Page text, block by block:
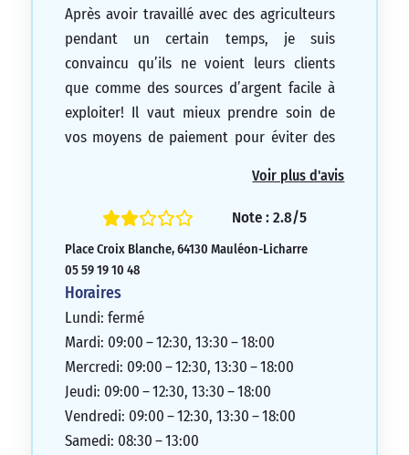
Après avoir travaillé avec des agriculteurs
pendant un certain temps, je suis
convaincu qu’ils ne voient leurs clients
que comme des sources d’argent facile à
exploiter! Il vaut mieux prendre soin de
vos moyens de paiement pour éviter des
1/5
Voir plus d'avis
Note : 2.8/5
Place Croix Blanche, 64130 Mauléon-Licharre
05 59 19 10 48
Horaires
Lundi: fermé
Mardi: 09:00 – 12:30, 13:30 – 18:00
Mercredi: 09:00 – 12:30, 13:30 – 18:00
Jeudi: 09:00 – 12:30, 13:30 – 18:00
Vendredi: 09:00 – 12:30, 13:30 – 18:00
Samedi: 08:30 – 13:00